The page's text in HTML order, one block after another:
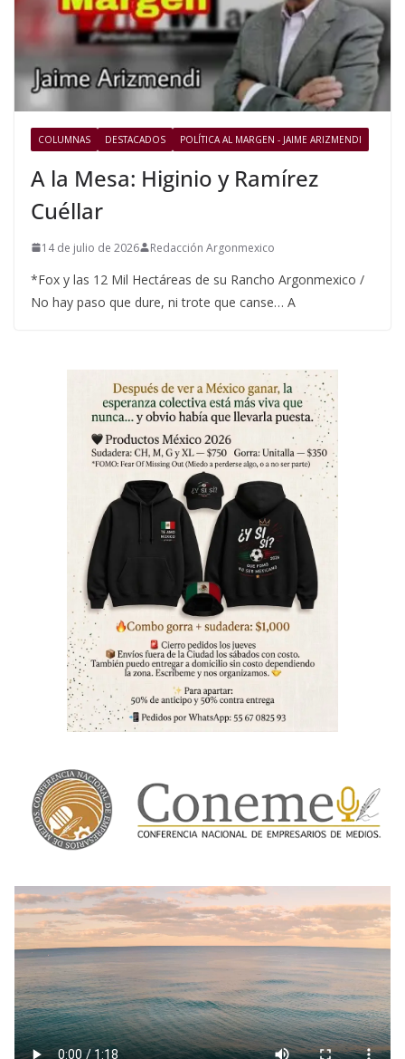
COLUMNAS DESTACADOS POLÍTICA AL MARGEN - JAIME ARIZMENDI
A la Mesa: Higinio y Ramírez
Cuéllar
14 de julio de 2026 Redacción Argonmexico
*Fox y las 12 Mil Hectáreas de su Rancho Argonmexico /
No hay paso que dure, ni trote que canse… A